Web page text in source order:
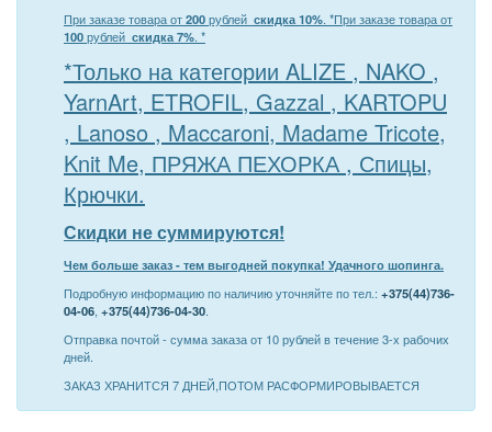
При заказе товара от200рублей скидка 10%. *При заказе товара от
100рублей скидка 7%. *
*Только на категории ALIZE , NAKO ,
YarnArt, ETROFIL, Gazzal , KARTOPU
, Lanoso , Maccaroni, Madame Tricote,
Knit Me, ПРЯЖА ПЕХОРКА , Спицы,
Крючки.
Скидки не суммируются!
Чем больше заказ - тем выгодней покупка! Удачного шопинга.
Подробную информацию по наличию уточняйте по тел.: +375(44)736-
04-06, +375(44)736-04-30.
Отправка почтой - сумма заказа от 10 рублей в течение 3-х рабочих
дней.
ЗАКАЗ ХРАНИТСЯ 7 ДНЕЙ,ПОТОМ РАСФОРМИРОВЫВАЕТСЯ